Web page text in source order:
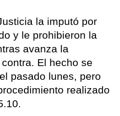
la imputó por
y le prohibieron la
avanza la
El hecho se
pasado lunes, pero
realizado